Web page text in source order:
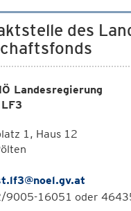
des
Landesregierung
1, Haus 12
9005-16051 oder